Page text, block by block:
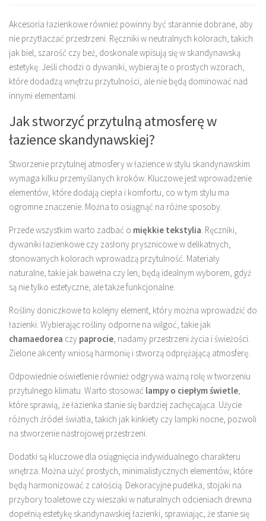
Akcesoria łazienkowe również powinny być starannie dobrane, aby
nie przytłaczać przestrzeni. Ręczniki w neutralnych kolorach, takich
jak biel, szarość czy beż, doskonale wpisują się w skandynawską
estetykę. Jeśli chodzi o dywaniki, wybieraj te o prostych wzorach,
które dodadzą wnętrzu przytulności, ale nie będą dominować nad
innymi elementami.
Jak stworzyć przytulną atmosferę w
łazience skandynawskiej?
Stworzenie przytulnej atmosfery w łazience w stylu skandynawskim
wymaga kilku przemyślanych kroków. Kluczowe jest wprowadzenie
elementów, które dodają ciepła i komfortu, co w tym stylu ma
ogromne znaczenie. Można to osiągnąć na różne sposoby.
Przede wszystkim warto zadbać o miękkie tekstylia . Ręczniki,
dywaniki łazienkowe czy zasłony prysznicowe w delikatnych,
stonowanych kolorach wprowadzą przytulność. Materiały
naturalne, takie jak bawełna czy len, będą idealnym wyborem, gdyż
są nie tylko estetyczne, ale także funkcjonalne.
Rośliny doniczkowe to kolejny element, który można wprowadzić do
łazienki. Wybierając rośliny odporne na wilgoć, takie jak
chamaedorea czy paprocie , nadamy przestrzeni życia i świeżości.
Zielone akcenty wniosą harmonię i stworzą odprężającą atmosferę.
Odpowiednie oświetlenie również odgrywa ważną rolę w tworzeniu
przytulnego klimatu. Warto stosować lampy o ciepłym świetle
które sprawią, że łazienka stanie się bardziej zachęcająca. Użycie
różnych źródeł światła, takich jak kinkiety czy lampki nocne, pozwoli
na stworzenie nastrojowej przestrzeni.
Dodatki są kluczowe dla osiągnięcia indywidualnego charakteru
wnętrza. Można użyć prostych, minimalistycznych elementów, które
będą harmonizować z całością. Dekoracyjne pudełka, stojaki na
przybory toaletowe czy wieszaki w naturalnych odcieniach drewna
dopełnią estetykę skandynawskiej łazienki, sprawiając, że stanie się